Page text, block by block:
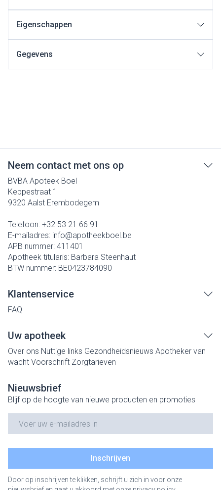
Eigenschappen
Gegevens
Neem contact met ons op
BVBA Apoteek Boel
Keppestraat 1
9320 Aalst Erembodegem
Telefoon: +32 53 21 66 91
E-mailadres: info@apotheekboel.be
APB nummer: 411401
Apotheek titularis: Barbara Steenhaut
BTW nummer: BE0423784090
Klantenservice
FAQ
Uw apotheek
Over ons Nuttige links Gezondheidsnieuws Apotheker van
wacht Voorschrift Zorgtarieven
Nieuwsbrief
Blijf op de hoogte van nieuwe producten en promoties
Inschrijven
Door op inschrijven te klikken, schrijft u zich in voor onze